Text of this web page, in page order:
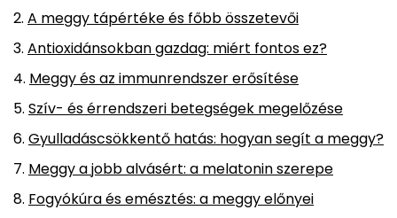
A meggy tápértéke és főbb összetevői
Antioxidánsokban gazdag: miért fontos ez?
Meggy és az immunrendszer erősítése
Szív- és érrendszeri betegségek megelőzése
Gyulladáscsökkentő hatás: hogyan segít a meggy?
Meggy a jobb alvásért: a melatonin szerepe
Fogyókúra és emésztés: a meggy előnyei